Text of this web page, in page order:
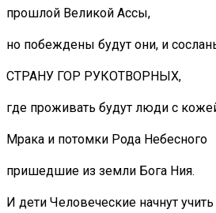
прошлой Великой Ассы,
но побеждены будут они, и
СТРАНУ ГОР РУКОТВОРНЫХ,
где проживать будут люди с
Мрака и потомки Рода Небесного
пришедшие из земли Бога Ния.
И дети Человеческие начнут учить